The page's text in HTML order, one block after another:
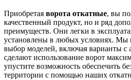
Приобретая ворота откатные, вы
качественный продукт, но и ряд
преимуществ. Они легки в
установлены в любых условиях. Мы
выбор моделей, включая варианты с
сделают использование ворот
упустите возможность обеспечить
территории с помощью наших